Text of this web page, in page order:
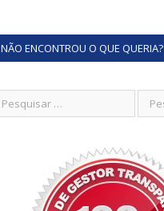
NÃO ENCONTROU O QUE QUERIA?